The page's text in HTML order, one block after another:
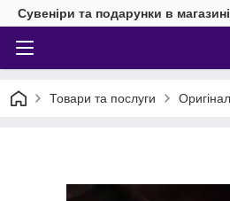
Сувеніри та подарунки в
Товари та послуги